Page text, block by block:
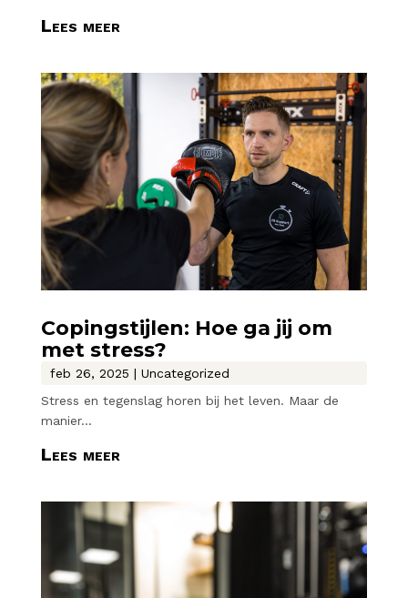
Lees meer
Copingstijlen: Hoe ga jij om
met stress?
feb 26, 2025 | Uncategorized
Stress en tegenslag horen bij het leven. Maar de
manier...
Lees meer